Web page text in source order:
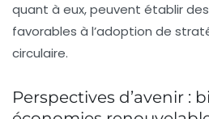
quant à eux, peuvent établir
favorables à l’adoption de
circulaire.
Perspectives d’avenir :